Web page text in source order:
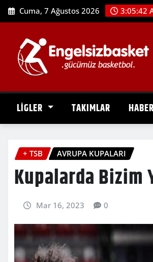
Skip
to
Cuma, 7 Ağustos 2026 3:05:44
LİGLER TAKIMLAR
+ TSB AVRUPA KUPALARI
Kupalarda Bizim
Mar 16, 2023 0